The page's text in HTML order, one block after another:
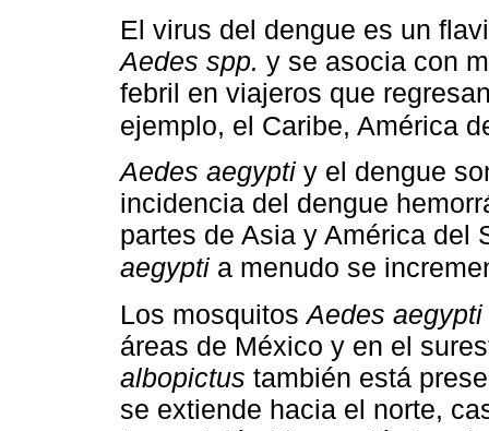
El virus del dengue es un
Aedes spp. y se asocia con
febril en viajeros que
ejemplo, el Caribe, América
Aedes aegypti y el dengue
incidencia del dengue
partes de Asia y América
aegypti a menudo se
Los mosquitosAedes aegypti
áreas de México y en el
albopictus también está
se extiende hacia el norte,